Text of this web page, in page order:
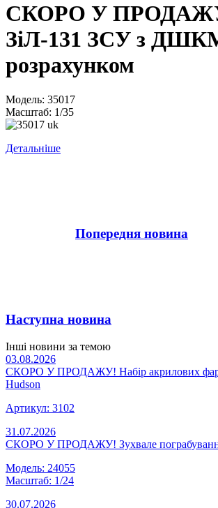
СКОРО У
ЗіЛ-131 ЗСУ з
розрахунком
Модель: 35017
Масштаб: 1/35
Детальніше
Попередня новина
Наступна новина
Інші новини за темою
03.08.2026
СКОРО У ПРОДАЖУ! Набір акрилових
Hudson
Артикул: 3102
31.07.2026
СКОРО У ПРОДАЖУ! Зухвале
Модель: 24055
Масштаб: 1/24
30.07.2026